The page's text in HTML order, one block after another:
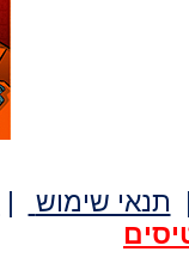
תנאי שימוש |